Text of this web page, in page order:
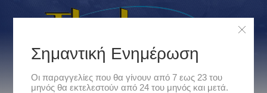
Σημαντική Ενημέρωση
Οι παραγγελίες που θα γίνουν από 7 εως 23 του
μηνός θα εκτελεστούν από 24 του μηνός και μετά.